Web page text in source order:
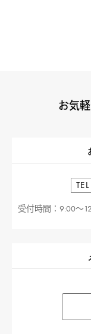
お気
TEL
受付時間：9:00〜